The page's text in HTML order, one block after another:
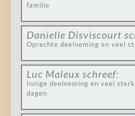
familie
Danielle Disviscourt
Oprechte deelneming en veel
Luc Maleux schreef:
Innige deelneming en veel
dagen